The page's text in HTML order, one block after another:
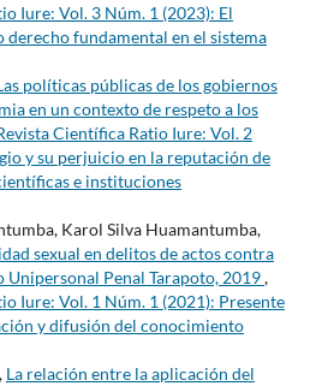
Iure: Vol. 3 Núm. 1 (2023): El
derecho fundamental en el sistema
políticas públicas de los gobiernos
en un contexto de respeto a los
Científica Ratio Iure: Vol. 2
y su perjuicio en la reputación de
e instituciones
Karol Silva Huamantumba,
sexual en delitos de actos contra
Unipersonal Penal Tarapoto, 2019,
Iure: Vol. 1 Núm. 1 (2021): Presente
y difusión del conocimiento
La relación entre la aplicación del